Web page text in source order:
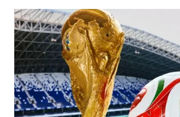
INFRASTRUKTUR
WAHANA
KONSUMEN
WAHANA
LISTRIK